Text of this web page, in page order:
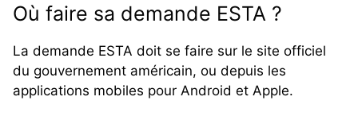
Où faire sa demande ESTA ?
La demande ESTA doit se faire sur le site officiel
du gouvernement américain, ou depuis les
applications mobiles pour Android et Apple.